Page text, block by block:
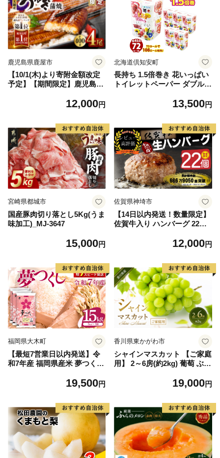
鹿児島県鹿屋市
【10/1(木)より寄附金額改定
予定】【期間限定】鹿児島県
12,000円
北海道倶知安町
長持ち 1.5倍巻き 花いっぱい
トイレットペーパー ダブル 4
プリント ハーブ 香り付き 日
品 備蓄 送料無料 北海道 倶知
安町 日用品
13,500円
宮崎県都城市
国産豚肉切り落とし5Kg(うま
味加工)_MJ-3647
15,000円
佐賀県神埼市
【14日以内発送！数量限定】
佐賀牛入り ハンバーグ 22個
毛和牛 ブランド牛 九州 ハン
(H083106)
12,000円
福岡県大木町
【最短7営業日以内発送】令
和7年産 福岡県産米 夢つくし
19,500円
香川県東かがわ市
シャインマスカット 【ご家庭
用】 2～6房(約2kg) 葡萄 ぶど
もの 果実 旬の果物 旬のフル
19,000円